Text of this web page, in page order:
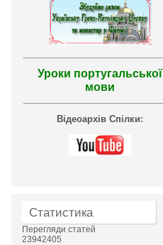
Уроки португальської
мови
Відеоархів Спілки:
Статистика
Перегляди статей
23942405